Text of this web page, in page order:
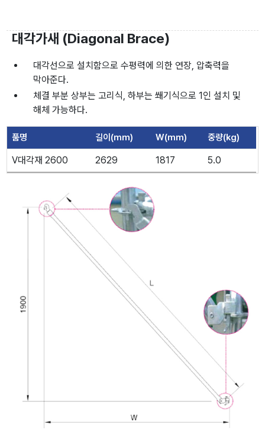
대각가새 (Diagonal Brace)
대각선으로 설치함으로 수평력에 의한 연장, 압축력을
막아준다.
체결 부분 상부는 고리식, 하부는 쐐기식으로 1인 설치 및
해체 가능하다.
품명 길이(mm) W(mm) 중량(kg)
V대각재 2600 2629 1817 5.0